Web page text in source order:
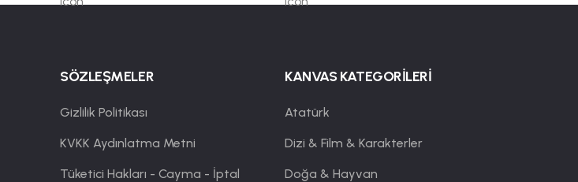
SÖZLEŞMELER
Gizlilik Politikası
KVKK Aydınlatma Metni
Tüketici Hakları - Cayma - İptal
KANVAS KATEGORİLERİ
Atatürk
Dizi & Film & Karakterler
Doğa & Hayvan